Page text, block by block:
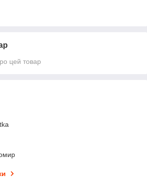
цей товар